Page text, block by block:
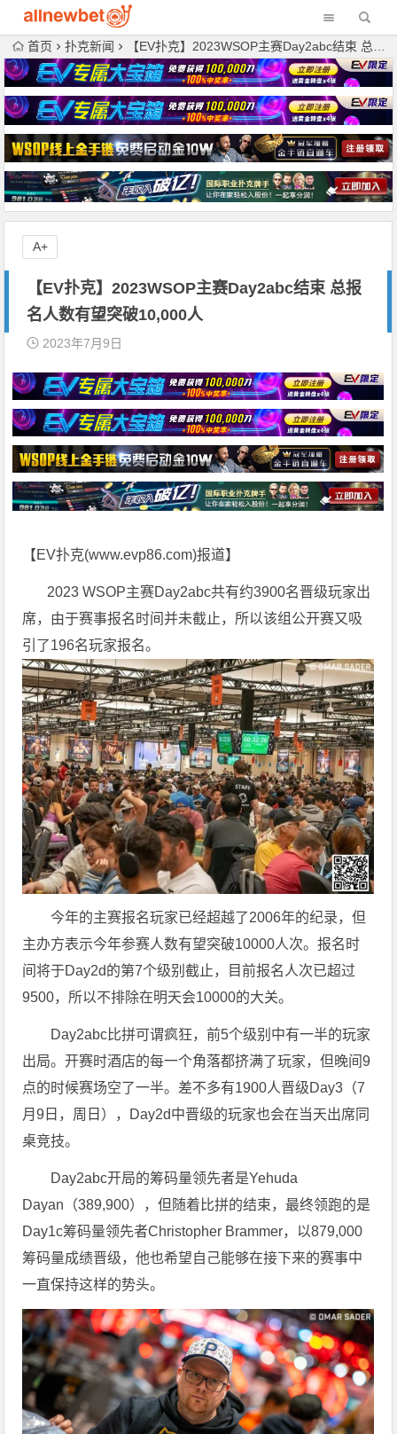
首页 扑克新闻 【EV扑克】2023WSOP主赛Day2abc结束 总报名人数有望突破10,000人
【EV扑克】2023WSOP主赛Day2abc结束 总报
名人数有望突破10,000人
2023年7月9日
【EV扑克(www.evp86.com)报道】
2023 WSOP主赛Day2abc共有约3900名晋级玩家出
席，由于赛事报名时间并未截止，所以该组公开赛又吸
引了196名玩家报名。
今年的主赛报名玩家已经超越了2006年的纪录，但
主办方表示今年参赛人数有望突破10000人次。报名时
间将于Day2d的第7个级别截止，目前报名人次已超过
9500，所以不排除在明天会10000的大关。
Day2abc比拼可谓疯狂，前5个级别中有一半的玩家
出局。开赛时酒店的每一个角落都挤满了玩家，但晚间9
点的时候赛场空了一半。差不多有1900人晋级Day3（7
月9日，周日），Day2d中晋级的玩家也会在当天出席同
桌竞技。
Day2abc开局的筹码量领先者是Yehuda
Dayan（389,900），但随着比拼的结束，最终领跑的是
Day1c筹码量领先者Christopher Brammer，以879,000
筹码量成绩晋级，他也希望自己能够在接下来的赛事中
一直保持这样的势头。
A+